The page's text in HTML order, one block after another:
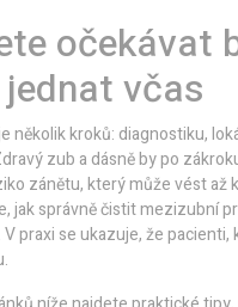
očekávat
včas
několik kroků: diagnostiku,
zub a dásně by po
zánětu, který může vést
jak správně čistit mezizubní
praxi se ukazuje, že